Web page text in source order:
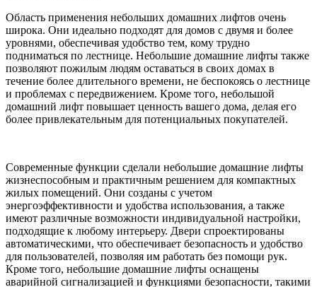
Область применения небольших домашних лифтов очень
широка. Они идеально подходят для домов с двумя и более
уровнями, обеспечивая удобство тем, кому трудно
подниматься по лестнице. Небольшие домашние лифты также
позволяют пожилым людям оставаться в своих домах в
течение более длительного времени, не беспокоясь о лестнице
и проблемах с передвижением. Кроме того, небольшой
домашний лифт повышает ценность вашего дома, делая его
более привлекательным для потенциальных покупателей.
Современные функции сделали небольшие домашние лифты
жизнеспособным и практичным решением для компактных
жилых помещений. Они созданы с учетом
энергоэффективности и удобства использования, а также
имеют различные возможности индивидуальной настройки,
подходящие к любому интерьеру. Двери спроектированы
автоматическими, что обеспечивает безопасность и удобство
для пользователей, позволяя им работать без помощи рук.
Кроме того, небольшие домашние лифты оснащены
аварийной сигнализацией и функциями безопасности, такими